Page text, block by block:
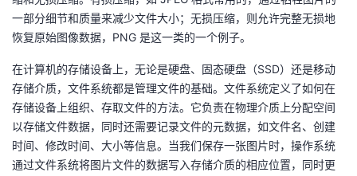
动
关
注
的
发
者
学
我
Programs
我
的
支
持
一部分细节和质量来减少文件大小；无损压缩，则允许完整无损地
恢复原始图像数据，PNG 是这一类的一个例子。
在计算机的存储设备上，无论是硬盘、固态硬盘（SSD）还是移动
存储介质，文件系统都是管理文件的基础。文件系统定义了如何在
存储设备上组织、存取文件的方法。它负责在物理介质上分配空间
以存储文件数据，同时还需要记录文件的元数据，如文件名、创建
时间、修改时间、大小等信息。当我们保存一张图片时，操作系统
通过文件系统将图片文件的数据写入存储介质的相应位置，同时更